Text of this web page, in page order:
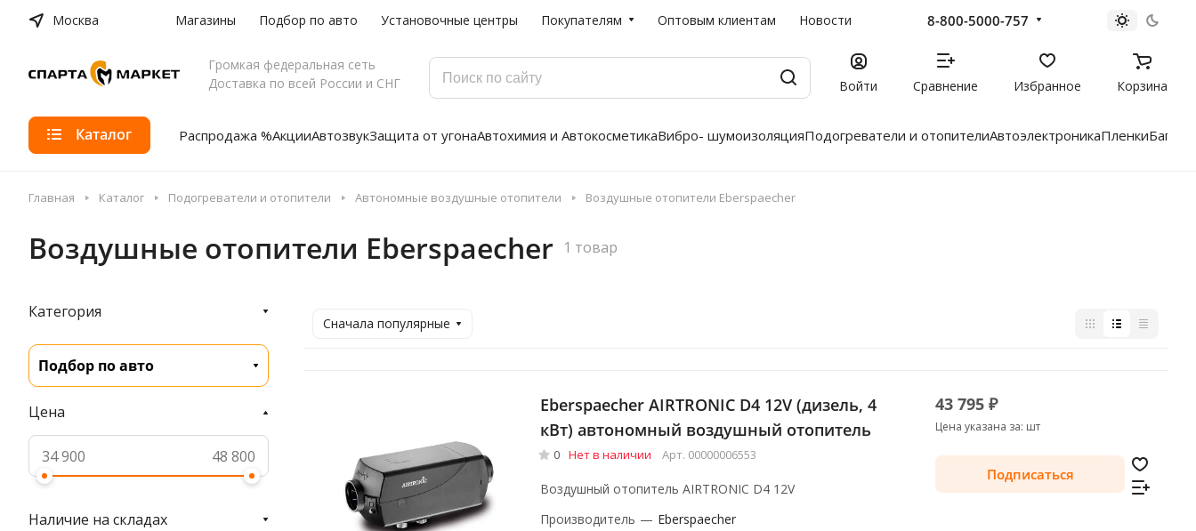
Москва Магазины Подбор по авто Установочные центры Покупателям Оптовым клиентам Новости 8-800-5000-757
Громкая федеральная сеть
Доставка по всей России и СНГ
Войти Сравнение Избранное Корзина
Каталог Распродажа %АкцииАвтозвукЗащита от угонаАвтохимия и АвтокосметикаВибро- шумоизоляцияПодогреватели и отопителиАвтоэлектроникаПленки
Главная Каталог Подогреватели и отопители Автономные воздушные отопители Воздушные отопители Eberspaecher
Воздушные отопители Eberspaecher 1 товар
Сначала популярные
Eberspaecher AIRTRONIC D4 12V (дизель, 4
кВт) автономный воздушный отопитель
0 Нет в наличии Арт. 00000006553
Воздушный отопитель AIRTRONIC D4 12V
Производитель — Eberspaecher
43 795 ₽
Цена указана за: шт
Подписаться
Категория
Подбор по авто
Цена
Наличие на складах